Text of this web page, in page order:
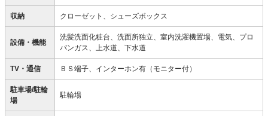
収納 クローゼット、シューズボックス
設備・機能
洗髪洗面化粧台、洗面所独立、室内洗濯機置場、電気、プロ
パンガス、上水道、下水道
TV・通信 ＢＳ端子、インターホン有（モニター付）
駐車場/駐輪
場
駐輪場